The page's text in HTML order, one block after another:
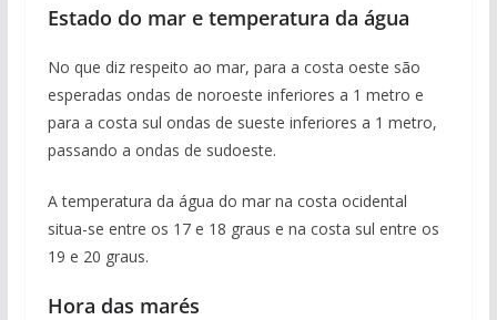
Estado do mar e temperatura da água
No que diz respeito ao mar, para a costa oeste são
esperadas ondas de noroeste inferiores a 1 metro e
para a costa sul ondas de sueste inferiores a 1 metro,
passando a ondas de sudoeste.
A temperatura da água do mar na costa ocidental
situa-se entre os 17 e 18 graus e na costa sul entre os
19 e 20 graus.
Hora das marés